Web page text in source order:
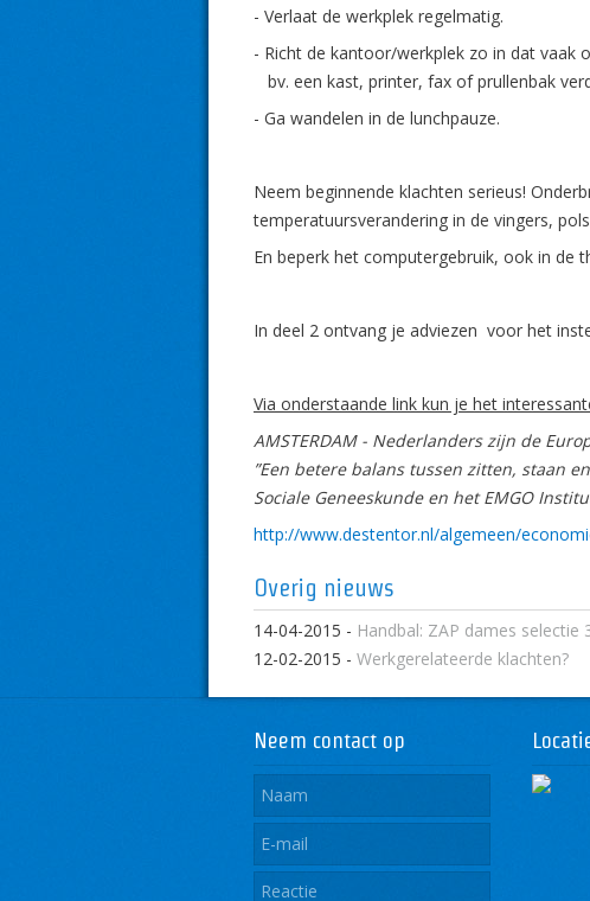
- Verlaat de werkplek regelmatig.
- Richt de kantoor/werkplek zo in dat vaak
bv. een kast, printer, fax of prullenbak
- Ga wandelen in de lunchpauze.
Neem beginnende klachten serieus!
temperatuursverandering in de vingers,
En beperk het computergebruik, ook in de
In deel 2 ontvang je adviezen voor het
Via onderstaande link kun je het
AMSTERDAM - Nederlanders zijn de
”Een betere balans tussen zitten, staan
Sociale Geneeskunde en het EMGO
http://www.destentor.nl/algemeen/
Overig nieuws
14-04-2015 - Handbal: ZAP dames
12-02-2015 - Werkgerelateerde klachten?
Neem contact op